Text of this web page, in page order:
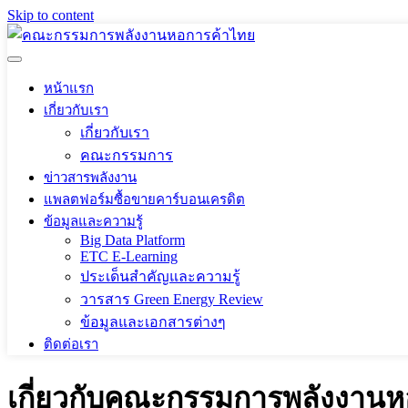
Skip to content
หน้าแรก
เกี่ยวกับเรา
เกี่ยวกับเรา
คณะกรรมการ
ข่าวสารพลังงาน
แพลตฟอร์มซื้อขายคาร์บอนเครดิต
ข้อมูลและความรู้
Big Data Platform
ETC E-Learning
ประเด็นสำคัญและความรู้
วารสาร Green Energy Review
ข้อมูลและเอกสารต่างๆ
ติดต่อเรา
เกี่ยวกับคณะกรรมการพลังงาน